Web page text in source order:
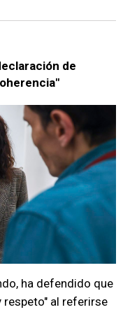
de
ha defendido que
respeto" al referirse